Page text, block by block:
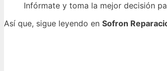
Infórmate y toma la mejor decisión
Así que, sigue leyendo en Sofron